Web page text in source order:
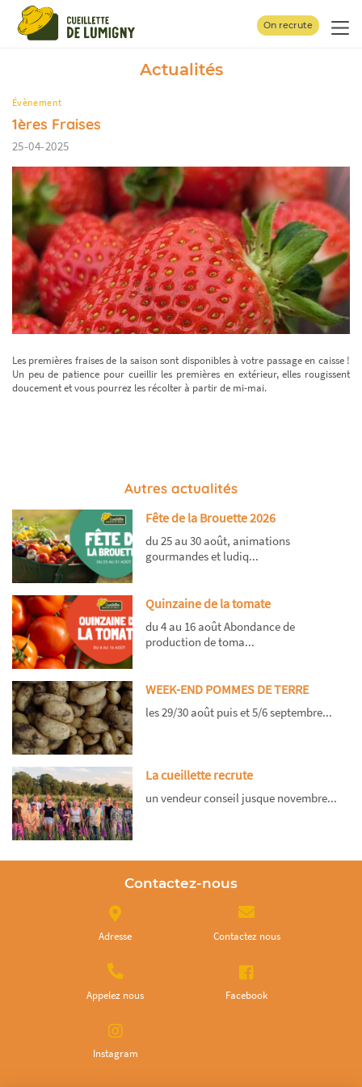
On recrute
Actualités
Évènement
1ères Fraises
25-04-2025
Les premières fraises de la saison sont disponibles à votre passage en caisse !
Un peu de patience pour cueillir les premières en extérieur, elles rougissent
doucement et vous pourrez les récolter à partir de mi-mai.
Autres actualités
Fête de la Brouette 2026
du 25 au 30 août, animations
gourmandes et ludiq...
Quinzaine de la tomate
du 4 au 16 août Abondance de
production de toma...
WEEK-END POMMES DE TERRE
les 29/30 août puis et 5/6 septembre...
La cueillette recrute
un vendeur conseil jusque novembre...
Contactez-nous
Adresse Contactez nous
Appelez nous Facebook
Instagram
Panneau de gestion des cookies